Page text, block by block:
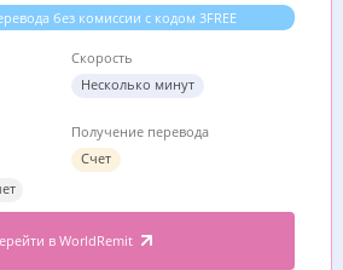
без комиссии с кодом 3FREE
Скорость
Несколько минут
Получение перевода
Счет
в WorldRemit